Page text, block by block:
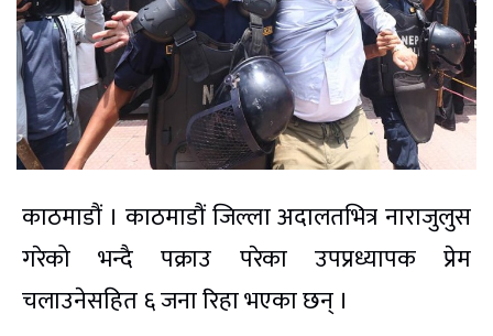
काठमाडौं । काठमाडौं जिल्ला अदालतभित्र नाराजुलुस
गरेको भन्दै पक्राउ परेका उपप्रध्यापक प्रेम
चलाउनेसहित ६ जना रिहा भएका छन् ।